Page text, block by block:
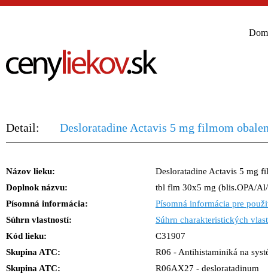
Detail: Desloratadine Actavis 5 mg filmom
Názov lieku:
Desloratadine Actavis 5 mg
Doplnok názvu:
tbl flm 30x5 mg (blis.OPA/
Písomná informácia:
Písomná informácia pre
Súhrn vlastností:
Súhrn charakteristických
Kód lieku:
C31907
Skupina ATC:
R06 - Antihistaminiká na
Skupina ATC:
R06AX27 - desloratadinum